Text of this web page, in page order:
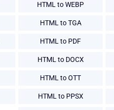
HTML to WEBP
HTML to TGA
HTML to PDF
HTML to DOCX
HTML to OTT
HTML to PPSX